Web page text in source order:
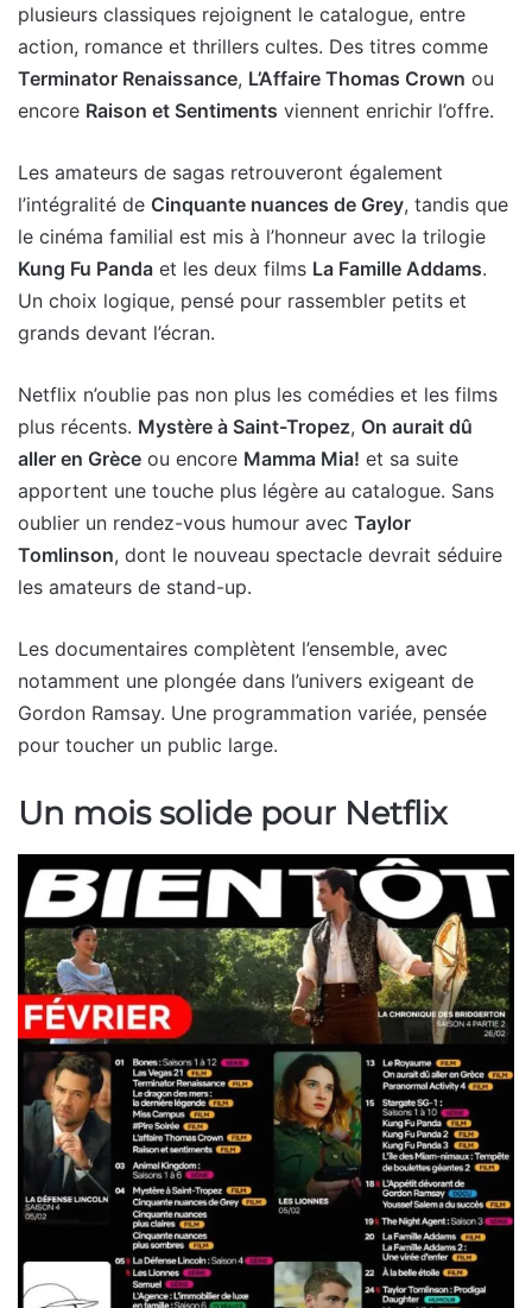
plusieurs classiques rejoignent le catalogue, entre
action, romance et thrillers cultes. Des titres comme
Terminator Renaissance, L’Affaire Thomas Crown ou
encore Raison et Sentiments viennent enrichir l’offre.
Les amateurs de sagas retrouveront également
l’intégralité de Cinquante nuances de Grey, tandis que
le cinéma familial est mis à l’honneur avec la trilogie
Kung Fu Panda et les deux films La Famille Addams.
Un choix logique, pensé pour rassembler petits et
grands devant l’écran.
Netflix n’oublie pas non plus les comédies et les films
plus récents. Mystère à Saint-Tropez, On aurait dû
aller en Grèce ou encore Mamma Mia! et sa suite
apportent une touche plus légère au catalogue. Sans
oublier un rendez-vous humour avec Taylor
Tomlinson, dont le nouveau spectacle devrait séduire
les amateurs de stand-up.
Les documentaires complètent l’ensemble, avec
notamment une plongée dans l’univers exigeant de
Gordon Ramsay. Une programmation variée, pensée
pour toucher un public large.
Un mois solide pour Netflix